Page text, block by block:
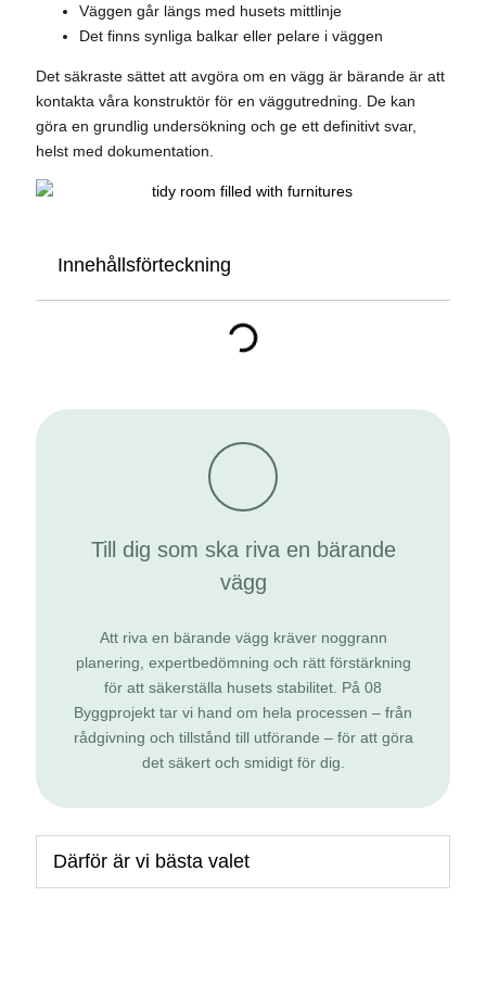
Väggen går längs med husets mittlinje
Det finns synliga balkar eller pelare i väggen
Det säkraste sättet att avgöra om en vägg är bärande är att
kontakta våra konstruktör för en väggutredning. De kan
göra en grundlig undersökning och ge ett definitivt svar,
helst med dokumentation.
Innehållsförteckning
Till dig som ska riva en bärande
vägg
Att riva en bärande vägg kräver noggrann
planering, expertbedömning och rätt förstärkning
för att säkerställa husets stabilitet. På 08
Byggprojekt tar vi hand om hela processen – från
rådgivning och tillstånd till utförande – för att göra
det säkert och smidigt för dig.
Därför är vi bästa valet